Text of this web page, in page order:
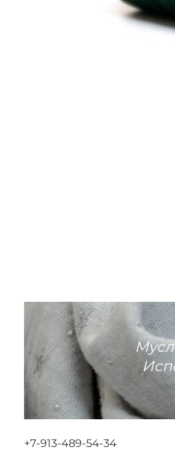
+7-913-489-54-34